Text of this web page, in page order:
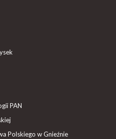
PAN
Polskiego w Gnieźnie